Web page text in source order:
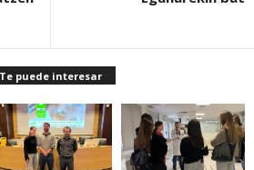
Te puede interesar